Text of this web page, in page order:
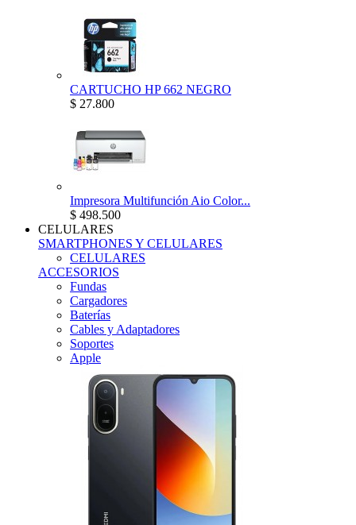
CARTUCHO HP 662 NEGRO
$ 27.800
Impresora Multifunción Aio Color...
$ 498.500
CELULARES
SMARTPHONES Y CELULARES
CELULARES
ACCESORIOS
Fundas
Cargadores
Baterías
Cables y Adaptadores
Soportes
Apple